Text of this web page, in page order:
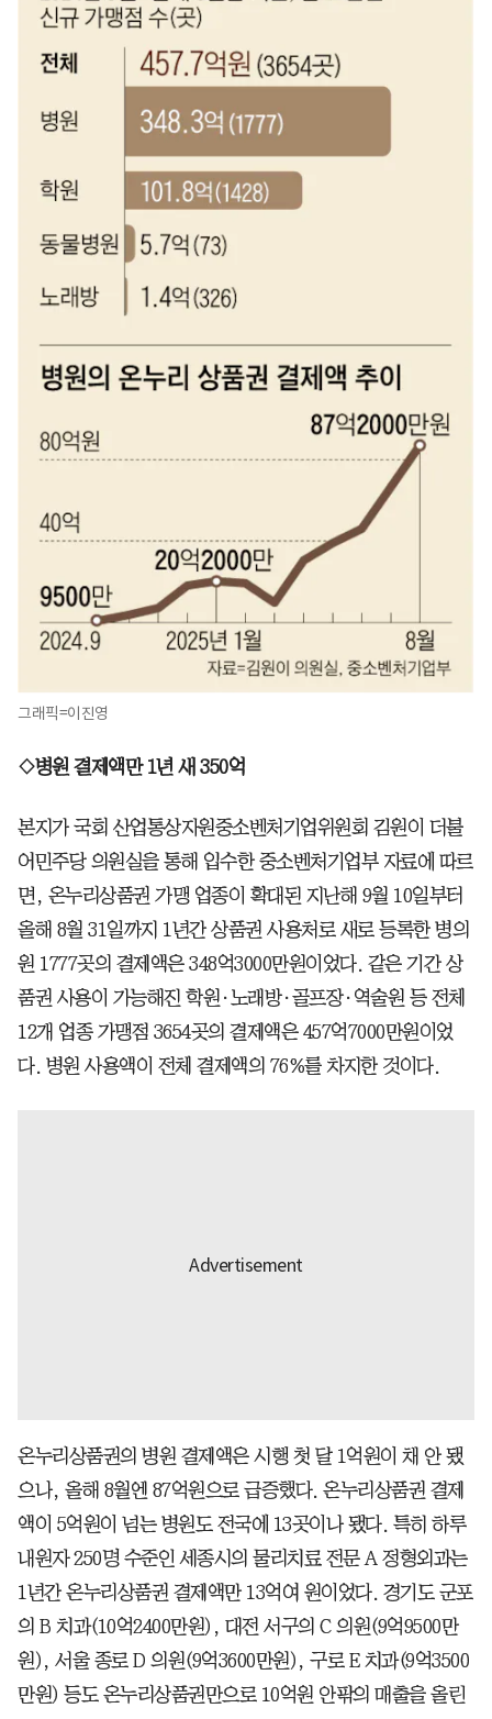
그래픽=이진영
◇병원 결제액만 1년 새 350억
본지가 국회 산업통상자원중소벤처기업위원회 김원이 더불
어민주당 의원실을 통해 입수한 중소벤처기업부 자료에 따르
면, 온누리상품권 가맹 업종이 확대된 지난해 9월 10일부터
올해 8월 31일까지 1년간 상품권 사용처로 새로 등록한 병의
원 1777곳의 결제액은 348억3000만원이었다. 같은 기간 상
품권 사용이 가능해진 학원·노래방·골프장·역술원 등 전체
12개 업종 가맹점 3654곳의 결제액은 457억7000만원이었
다. 병원 사용액이 전체 결제액의 76%를 차지한 것이다.
온누리상품권의 병원 결제액은 시행 첫 달 1억원이 채 안 됐
으나, 올해 8월엔 87억원으로 급증했다. 온누리상품권 결제
액이 5억원이 넘는 병원도 전국에 13곳이나 됐다. 특히 하루
내원자 250명 수준인 세종시의 물리치료 전문 A 정형외과는
1년간 온누리상품권 결제액만 13억여 원이었다. 경기도 군포
의 B 치과(10억2400만원), 대전 서구의 C 의원(9억9500만
원), 서울 종로 D 의원(9억3600만원), 구로 E 치과(9억3500
만원) 등도 온누리상품권만으로 10억원 안팎의 매출을 올린